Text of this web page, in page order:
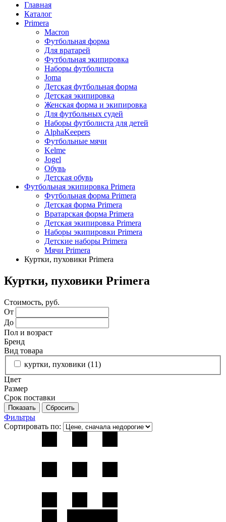
Главная
Каталог
Primera
Macron
Футбольная форма
Для вратарей
Футбольная экипировка
Наборы футболиста
Joma
Детская футбольная форма
Детская экипировка
Женская форма и экипировка
Для футбольных судей
Наборы футболиста для детей
AlphaKeepers
Футбольные мячи
Kelme
Jogel
Обувь
Детская обувь
Футбольная экипировка Primera
Футбольная форма Primera
Детская форма Primera
Вратарская форма Primera
Детская экипировка Primera
Наборы экипировки Primera
Детские наборы Primera
Мячи Primera
Куртки, пуховики Primera
Куртки, пуховики Primera
Стоимость, руб.
От
До
Пол и возраст
Бренд
Вид товара
куртки, пуховики (11)
Цвет
Размер
Срок поставки
Фильтры
Сортировать по: